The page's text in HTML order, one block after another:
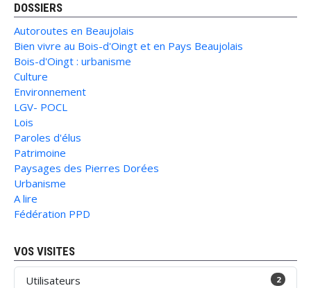
DOSSIERS
Autoroutes en Beaujolais
Bien vivre au Bois-d'Oingt et en Pays Beaujolais
Bois-d'Oingt : urbanisme
Culture
Environnement
LGV- POCL
Lois
Paroles d'élus
Patrimoine
Paysages des Pierres Dorées
Urbanisme
A lire
Fédération PPD
VOS VISITES
Utilisateurs 2